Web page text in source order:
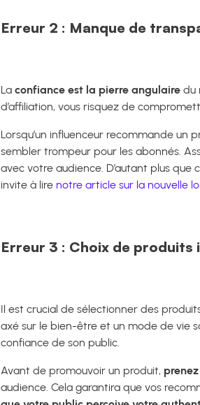
Erreur 2 : Manque de
La confiance est la pierre angulaire du
d’affiliation, vous risquez de
Lorsqu’un influenceur recommande un
sembler trompeur pour les abonnés.
avec votre audience. D’autant plus
invite à lire notre article sur la nouvelle
Erreur 3 : Choix de produits
Il est crucial de sélectionner des
axé sur le bien-être et un mode de vie
confiance de son public.
Avant de promouvoir un produit,
audience. Cela garantira que vos